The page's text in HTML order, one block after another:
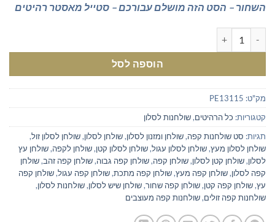
השחור – הסט הזה מושלם עבורכם – סטייל מאסטר רהיטים
הוספה לסל
מק"ט: PE13115
קטגוריות: כל הרהיטים,שולחנות לסלון
תגיות: סט שולחנות קפה,שולחן ומזנון לסלון,שולחן לסלון,שולחן לסלון זול,
שולחן לסלון מעץ,שולחן לסלון עגול,שולחן לסלון קטן,שולחן לקפה,שולחן עץ
לסלון,שולחן קטן לסלון,שולחן קפה,שולחן קפה גבוה,שולחן קפה זהב,שולחן
קפה לסלון,שולחן קפה מעץ,שולחן קפה מתכת,שולחן קפה עגול,שולחן קפה
עץ,שולחן קפה קטן,שולחן קפה שחור,שולחן שיש לסלון,שולחנות לסלון,
שולחנות קפה זולים,שולחנות קפה מעוצבים